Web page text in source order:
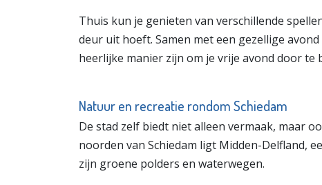
Thuis kun je genieten van verschillende
deur uit hoeft. Samen met een gezellige
heerlijke manier zijn om je vrije avond door te
Natuur en recreatie rondom Schiedam
De stad zelf biedt niet alleen vermaak, maar
noorden van Schiedam ligt Midden-Delfland,
zijn groene polders en waterwegen.